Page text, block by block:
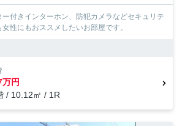
付きインターホン、防犯カメラなどセキュリテ
性にもおススメしたいお部屋です。
万円
/ 10.12㎡ / 1R